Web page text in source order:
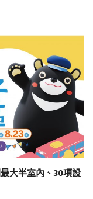
大半室內、30項設